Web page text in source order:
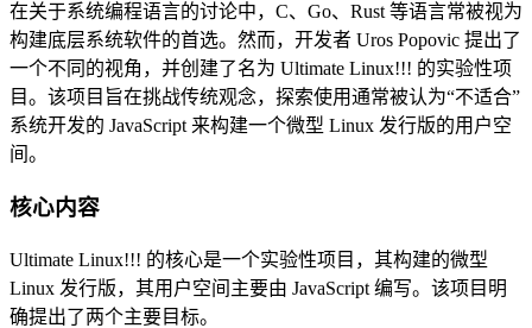
在关于系统编程语言的讨论中，C、Go、Rust 等语言常被视为
构建底层系统软件的首选。然而，开发者 Uros Popovic 提出了
一个不同的视角，并创建了名为 Ultimate Linux!!! 的实验性项
目。该项目旨在挑战传统观念，探索使用通常被认为“不适合”
系统开发的 JavaScript 来构建一个微型 Linux 发行版的用户空
间。
核心内容
Ultimate Linux!!! 的核心是一个实验性项目，其构建的微型
Linux 发行版，其用户空间主要由 JavaScript 编写。该项目明
确提出了两个主要目标。